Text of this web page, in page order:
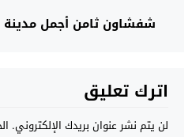
شفشاون ثامن أجمل مدينة في
اترك تعليق
لن يتم نشر عنوان بريدك الإلكتروني.